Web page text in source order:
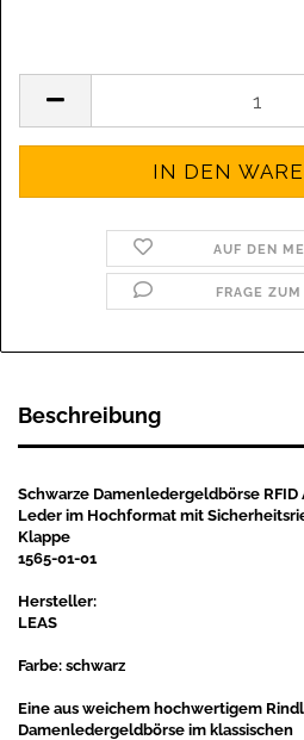
AUF DEN
FRAGE
Beschreibung
Schwarze Damenledergeldbörse
Leder im Hochformat mit
Klappe
1565-01-01
Hersteller:
LEAS
Farbe: schwarz
Eine aus weichem hochwertigem
Damenledergeldbörse im klassischen